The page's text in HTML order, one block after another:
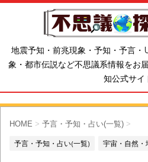
地震予知・前兆現象・予知・予言
象・都市伝説など不思議系情報をお
知公式サイ
HOME > 予言・予知・占い(一覧) >
予言・予知・占い(一覧) 宇宙・自然・